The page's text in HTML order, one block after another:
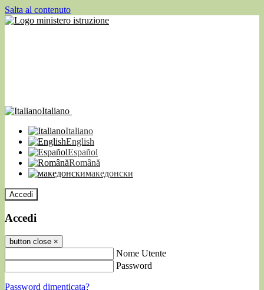
Salta al contenuto
Italiano
Italiano
English
Español
Română
македонски
Accedi
Accedi
button close ×
Nome Utente
Password
Password dimenticata?